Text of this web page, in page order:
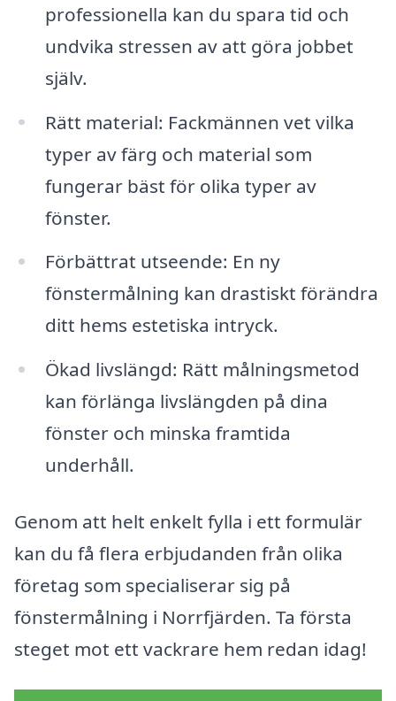
professionella kan du spara tid och
undvika stressen av att göra jobbet
själv.
Rätt material: Fackmännen vet vilka
typer av färg och material som
fungerar bäst för olika typer av
fönster.
Förbättrat utseende: En ny
fönstermålning kan drastiskt förändra
ditt hems estetiska intryck.
Ökad livslängd: Rätt målningsmetod
kan förlänga livslängden på dina
fönster och minska framtida
underhåll.
Genom att helt enkelt fylla i ett formulär
kan du få flera erbjudanden från olika
företag som specialiserar sig på
fönstermålning i Norrfjärden. Ta första
steget mot ett vackrare hem redan idag!